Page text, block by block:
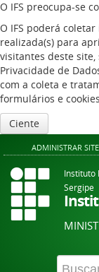
O IFS preocupa-se
O IFS poderá
realizada(s) para
visitantes deste
Privacidade de
com a coleta e
formulários e
Ciente
ADMINISTRAR SITE
Instituto
Sergipe